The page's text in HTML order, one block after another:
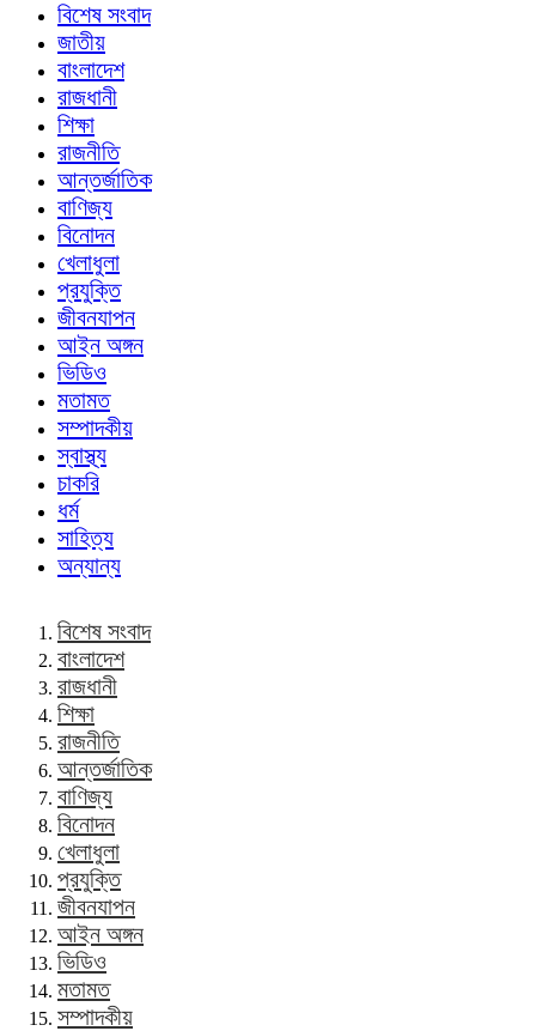
বিশেষ সংবাদ
জাতীয়
বাংলাদেশ
রাজধানী
শিক্ষা
রাজনীতি
আন্তর্জাতিক
বাণিজ্য
বিনোদন
খেলাধুলা
প্রযুক্তি
জীবনযাপন
আইন অঙ্গন
ভিডিও
মতামত
সম্পাদকীয়
স্বাস্থ্য
চাকরি
ধর্ম
সাহিত্য
অন্যান্য
বিশেষ সংবাদ
বাংলাদেশ
রাজধানী
শিক্ষা
রাজনীতি
আন্তর্জাতিক
বাণিজ্য
বিনোদন
খেলাধুলা
প্রযুক্তি
জীবনযাপন
আইন অঙ্গন
ভিডিও
মতামত
সম্পাদকীয়